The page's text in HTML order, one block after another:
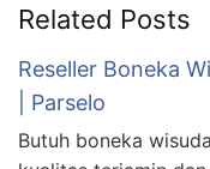
Related Posts
Reseller Boneka
| Parselo
Butuh boneka